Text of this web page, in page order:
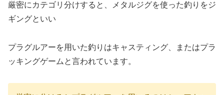
厳密にカテゴリ分けすると、メタルジグを使った釣りをジ
ギングといい
プラグルアーを用いた釣りはキャスティング、またはプラ
ッキングゲームと言われています。